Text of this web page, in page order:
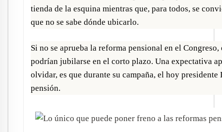
tienda de la esquina mientras que, para todos, se
que no se sabe dónde ubicarlo.
Si no se aprueba la reforma pensional en el
podrían jubilarse en el corto plazo. Una expectativa
olvidar, es que durante su campaña, el hoy presidente
pensión.